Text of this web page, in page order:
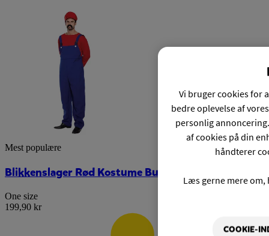
Mest populære
Blikkenslager Rød Kostume Budget
One size
199,90 kr
Vi bruger cookies for
bedre oplevelse af
personlig
af cookies på din
håndterer
Læs gerne mere
COOKIE-